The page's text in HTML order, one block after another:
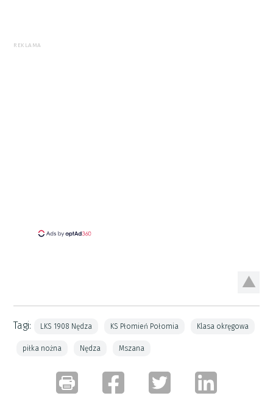
REKLAMA
Tagi: LKS 1908 Nędza KS Płomień Połomia Klasa okręgowa
piłka nożna Nędza Mszana